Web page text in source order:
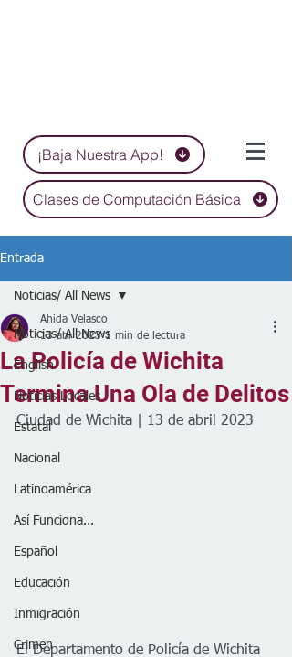
¡Baja Nuestra App!
Clases de Computación Básica
Entrada
Noticias/ All News
English
Noticias Locales
Estatal
Nacional
Latinoamérica
Así Funciona...
Español
Educación
Inmigración
Crimen
Noticias/ All News
La Policía de Wichita
Termina Una Ola de Delitos
Ahida Velasco
13 abr 2023 1 min de lectura
Ciudad de Wichita | 13 de abril 2023
El Departamento de Policía de Wichita